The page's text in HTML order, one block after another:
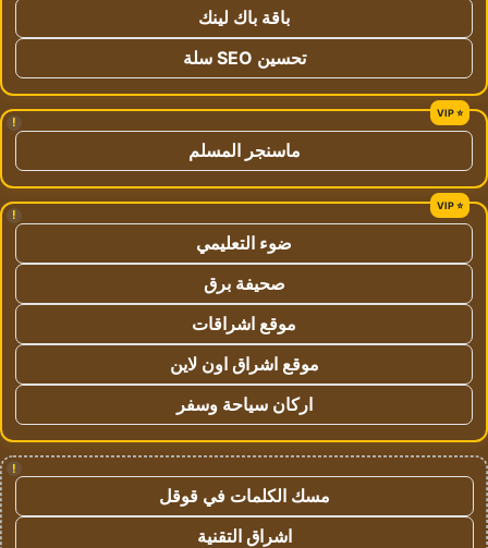
باقة باك لينك
تحسين SEO سلة
!
ماسنجر المسلم
!
ضوء التعليمي
صحيفة برق
موقع اشراقات
موقع اشراق اون لاين
اركان سياحة وسفر
!
مسك الكلمات في قوقل
اشراق التقنية